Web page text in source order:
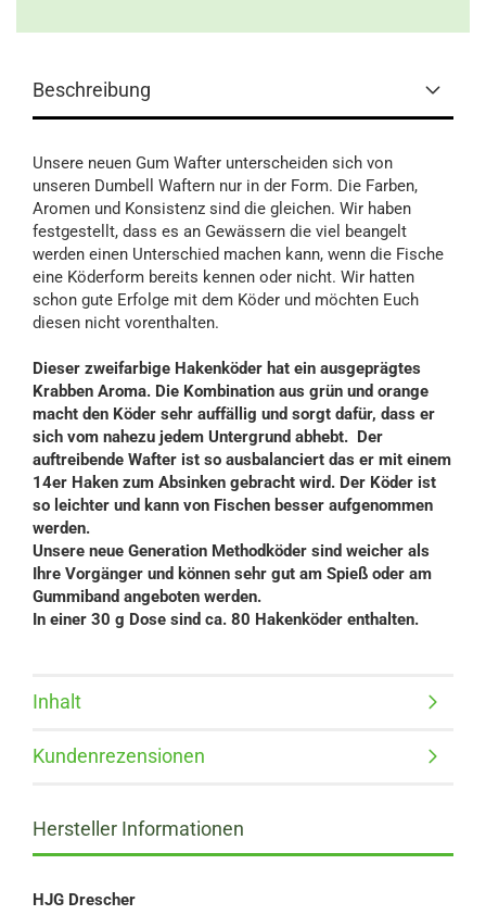
Beschreibung
Unsere neuen Gum Wafter unterscheiden sich von
unseren Dumbell Waftern nur in der Form. Die Farben,
Aromen und Konsistenz sind die gleichen. Wir haben
festgestellt, dass es an Gewässern die viel beangelt
werden einen Unterschied machen kann, wenn die Fische
eine Köderform bereits kennen oder nicht. Wir hatten
schon gute Erfolge mit dem Köder und möchten Euch
diesen nicht vorenthalten.
Dieser zweifarbige Hakenköder hat ein ausgeprägtes
Krabben Aroma. Die Kombination aus grün und orange
macht den Köder sehr auffällig und sorgt dafür, dass er
sich vom nahezu jedem Untergrund abhebt. Der
auftreibende Wafter ist so ausbalanciert das er mit einem
14er Haken zum Absinken gebracht wird. Der Köder ist
so leichter und kann von Fischen besser aufgenommen
werden.
Unsere neue Generation Methodköder sind weicher als
Ihre Vorgänger und können sehr gut am Spieß oder am
Gummiband angeboten werden.
In einer 30 g Dose sind ca. 80 Hakenköder enthalten.
Inhalt
Kundenrezensionen
Hersteller Informationen
HJG Drescher